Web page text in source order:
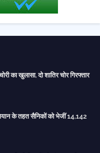
का खुलासा, दो शातिर चोर गिरफ्तार
के तहत सैनिकों को भेजीं 14,142